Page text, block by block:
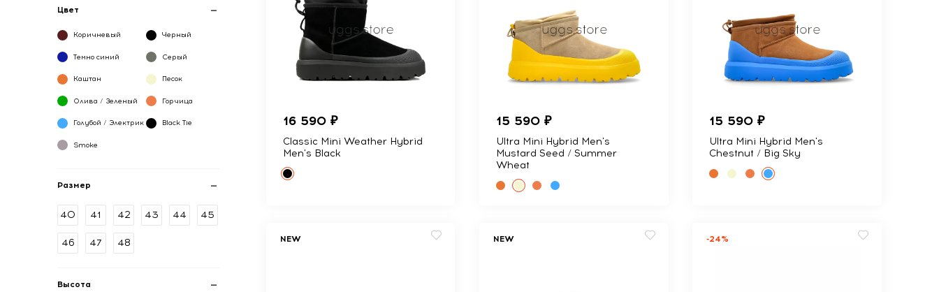
Цвет
Коричневый Черный
Темно синий Серый
Каштан Песок
Олива / Зеленый Горчица
Голубой / Электрик Black Tie
Smoke
Размер
40 41 42 43 44 45
46 47 48
Высота
16 590 ₽
Classic Mini Weather Hybrid
Men's Black
15 590 ₽
Ultra Mini Hybrid Men's
Mustard Seed / Summer
Wheat
15 590 ₽
Ultra Mini Hybrid Men's
Chestnut / Big Sky
NEW NEW -24%